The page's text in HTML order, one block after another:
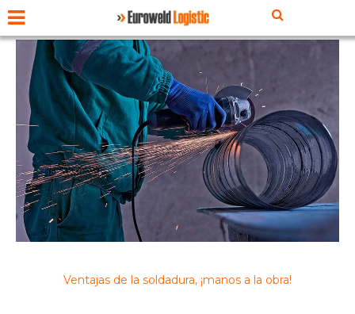
Ventajas de la soldadura, ¡manos a la obra!